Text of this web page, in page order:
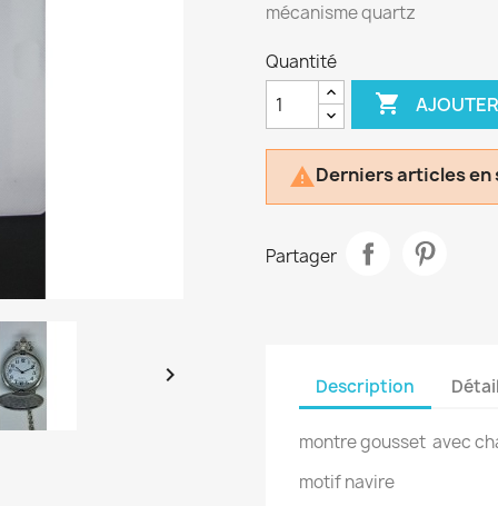

mécanisme quartz
Quantité

Derniers articles en
Partager
Description
montre gousset avec
motif navire